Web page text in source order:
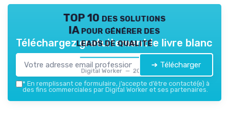
TOP 10 des solutions
IA pour générer des
leads de qualité
Digital Worker — 2026
Téléchargez gratuitement le livre blanc
➔ Télécharger
* En remplissant ce formulaire, j’accepte d’être contacté(e) à
des fins commerciales par Digital Worker et ses partenaires.